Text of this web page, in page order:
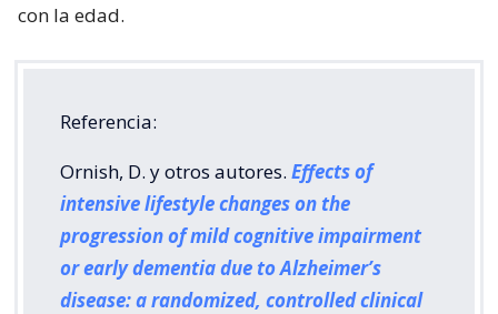
con la edad.
Referencia:
Ornish, D. y otros autores. Effects of
intensive lifestyle changes on the
progression of mild cognitive impairment
or early dementia due to Alzheimer’s
disease: a randomized, controlled clinical